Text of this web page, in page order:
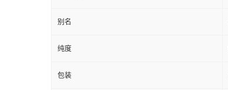
别名
纯度
包装